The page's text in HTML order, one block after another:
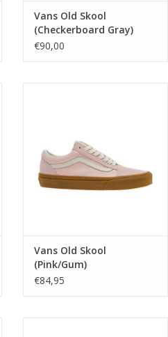
Vans Old Skool
(Checkerboard Gray)
VN000D7Z0BP1
€90,00
Vans Old Skool
(Pink/Gum)
VN000D9YRWZ1
€84,95